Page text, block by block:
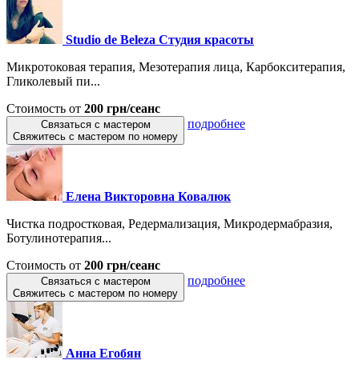
Studio de Beleza Студия красоты
Микротоковая терапия, Мезотерапия лица, Карбокситерапия,
Гликолевый пи...
Стоимость от 200 грн/сеанс
Связаться с мастером
Свяжитесь с мастером по номеру
подробнее
Елена Викторовна Ковалюк
Чистка подростковая, Редермализация, Микродермабразия,
Ботулинотерапия...
Стоимость от 200 грн/сеанс
Связаться с мастером
Свяжитесь с мастером по номеру
подробнее
Анна Егобян